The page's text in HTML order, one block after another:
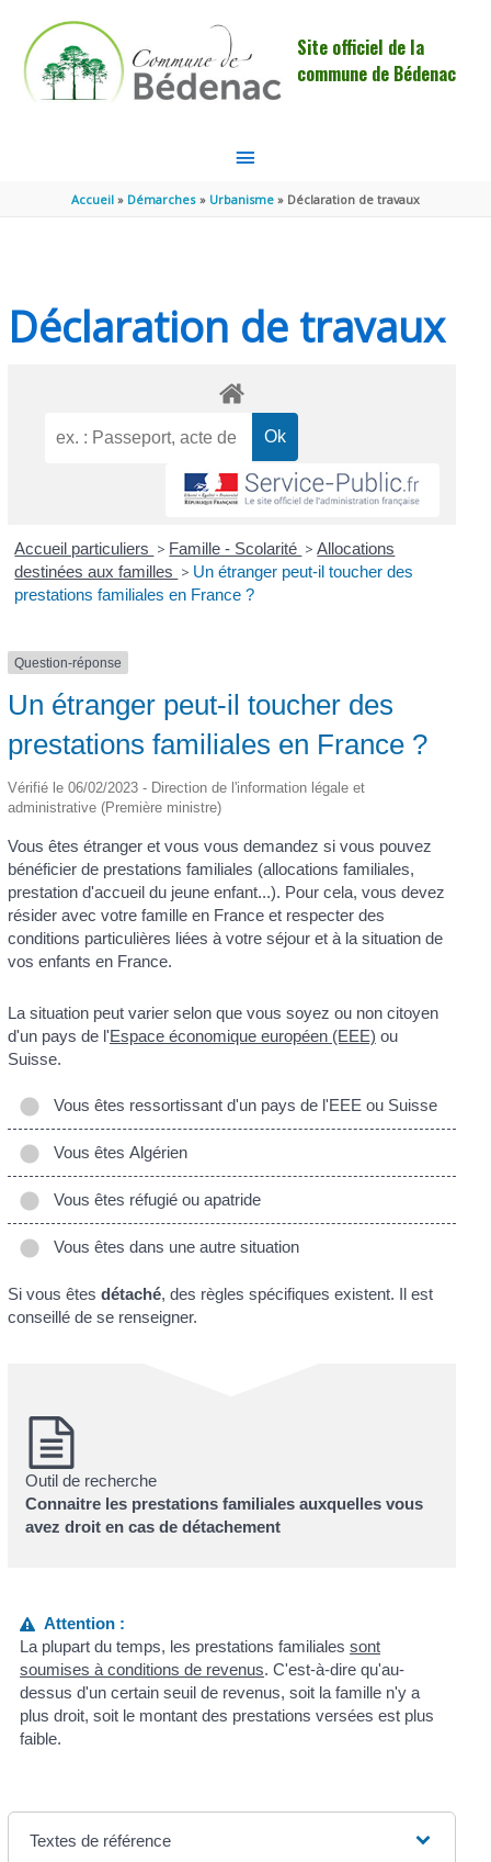
Site officiel de la
commune de Bédenac
MENU
PRINCIPAL
Accueil Démarches Urbanisme Déclaration de travaux
Déclaration de travaux
Accueil particuliers > Famille - Scolarité > Allocations
destinées aux familles > Un étranger peut-il toucher des
prestations familiales en France ?
Question-réponse
Un étranger peut-il toucher des
prestations familiales en France ?
Vérifié le 06/02/2023 - Direction de l'information légale et
administrative (Première ministre)
Vous êtes étranger et vous vous demandez si vous pouvez
bénéficier de prestations familiales (allocations familiales,
prestation d'accueil du jeune enfant...). Pour cela, vous devez
résider avec votre famille en France et respecter des
conditions particulières liées à votre séjour et à la situation de
vos enfants en France.
La situation peut varier selon que vous soyez ou non citoyen
d'un pays de l'Espace économique européen (EEE) ou
Suisse.
Vous êtes ressortissant d'un pays de l'EEE ou Suisse
Vous êtes Algérien
Vous êtes réfugié ou apatride
Vous êtes dans une autre situation
Si vous êtes détaché, des règles spécifiques existent. Il est
conseillé de se renseigner.
Outil de recherche
Connaitre les prestations familiales auxquelles vous
avez droit en cas de détachement
Attention :
La plupart du temps, les prestations familialessont
soumises à conditions de revenus. C'est-à-dire qu'au-
dessus d'un certain seuil de revenus, soit la famille n'y a
plus droit, soit le montant des prestations versées est plus
faible.
Textes de référence